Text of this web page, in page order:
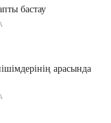
бастау
арасында